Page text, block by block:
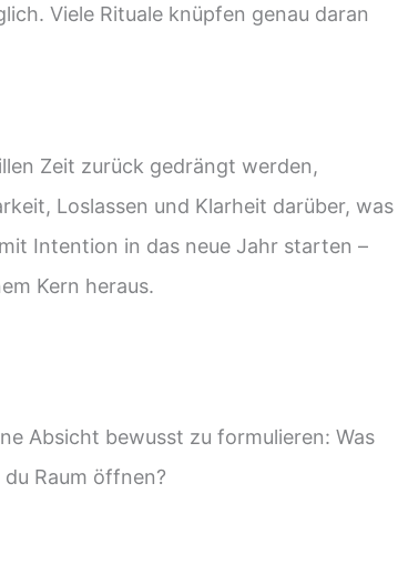
Viele Rituale knüpfen genau daran
Zeit zurück gedrängt werden,
Loslassen und Klarheit darüber, was
Intention in das neue Jahr starten –
Kern heraus.
Absicht bewusst zu formulieren: Was
Raum öffnen?